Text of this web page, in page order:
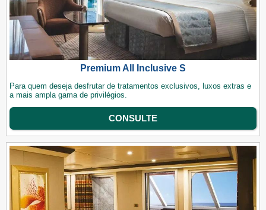
Premium All Inclusive S
Para quem deseja desfrutar de tratamentos exclusivos, luxos extras e
a mais ampla gama de privilégios.
CONSULTE